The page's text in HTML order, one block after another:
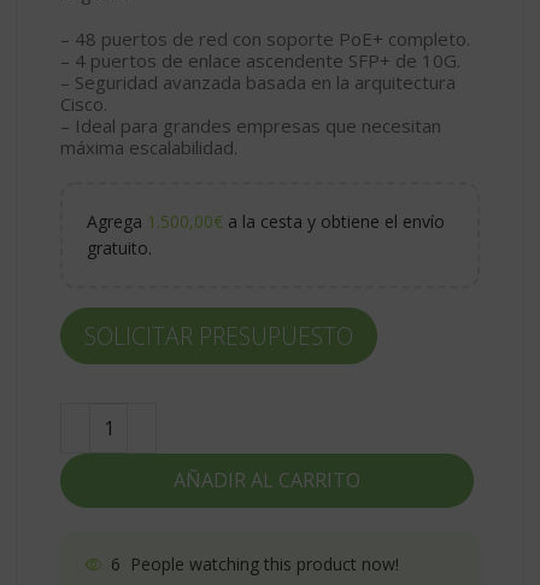
– 48 puertos de red con soporte PoE+ completo.
– 4 puertos de enlace ascendente SFP+ de 10G.
– Seguridad avanzada basada en la arquitectura
Cisco.
– Ideal para grandes empresas que necesitan
máxima escalabilidad.
Agrega 1.500,00€ a la cesta y obtiene el envío
gratuito.
AÑADIR AL CARRITO
SOLICITAR PRESUPUESTO
6 People watching this product now!